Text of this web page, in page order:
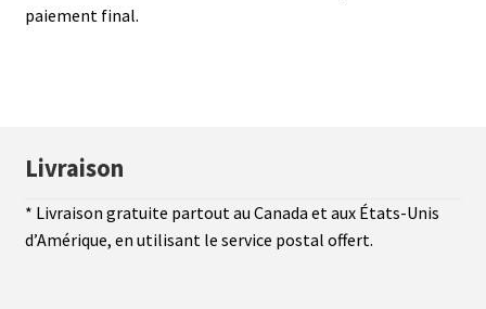
paiement final.
Livraison
* Livraison gratuite partout au Canada et aux États-Unis
d’Amérique, en utilisant le service postal offert.